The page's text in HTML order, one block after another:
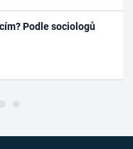
Podle sociologů